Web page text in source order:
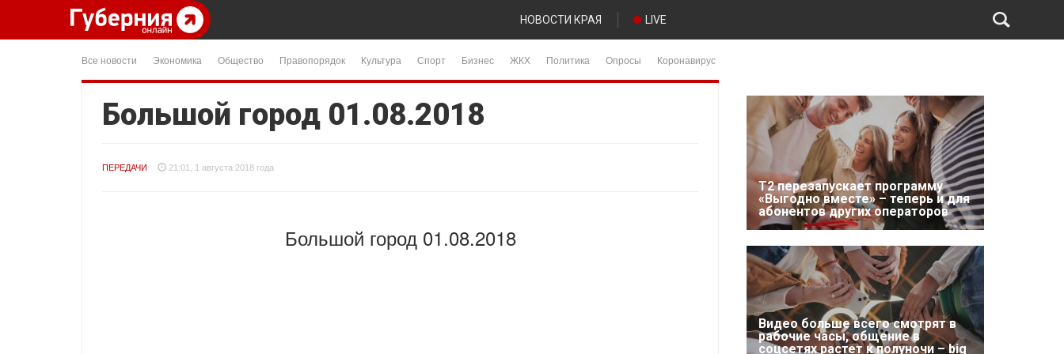
НОВОСТИ КРАЯ LIVE
Все новости Экономика Общество Правопорядок Культура Спорт Бизнес ЖКХ Политика Опросы Коронавирус
Большой город 01.08.2018
ПЕРЕДАЧИ 21:01, 1 августа 2018 года
Большой город 01.08.2018
Т2 перезапускает программу
«Выгодно вместе» – теперь и для
абонентов других операторов
Видео больше всего смотрят в
рабочие часы, общение в
соцсетях растет к полуночи – big